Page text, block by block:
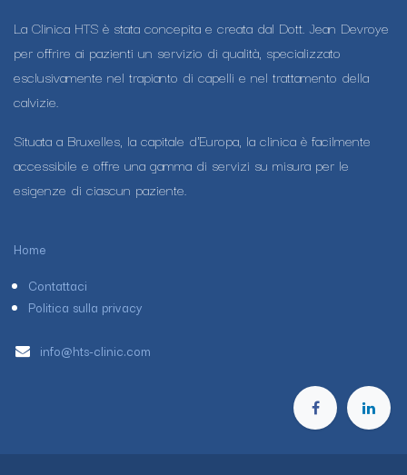
La Clinica HTS è stata concepita e creata dal Dott. Jean Devroye
per offrire ai pazienti un servizio di qualità, specializzato
esclusivamente nel trapianto di capelli e nel trattamento della
calvizie.
Situata a Bruxelles, la capitale d'Europa, la clinica è facilmente
accessibile e offre una gamma di servizi su misura per le
esigenze di ciascun paziente.
Home
Contattaci
Politica sulla privacy
info@hts-clinic.com